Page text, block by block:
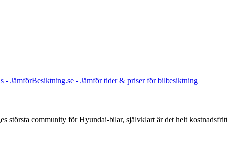
största community för Hyundai-bilar, självklart är det helt